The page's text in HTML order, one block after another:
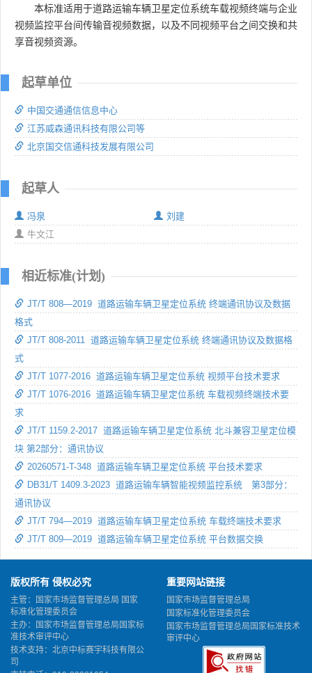
本标准适用于道路运输车辆卫星定位系统车载视频终端与企业
视频监控平台间传输音视频数据，以及不同视频平台之间交换和共
享音视频资源。
起草单位
中国交通通信信息中心
江苏威森通讯科技有限公司等
北京国交信通科技发展有限公司
起草人
冯泉
刘建
牛文江
相近标准(计划)
JT/T 808—2019 道路运输车辆卫星定位系统 终端通讯协议及数据
格式
JT/T 808-2011 道路运输车辆卫星定位系统 终端通讯协议及数据格
式
JT/T 1077-2016 道路运输车辆卫星定位系统 视频平台技术要求
JT/T 1076-2016 道路运输车辆卫星定位系统 车载视频终端技术要
求
JT/T 1159.2-2017 道路运输车辆卫星定位系统 北斗兼容卫星定位模
块 第2部分：通讯协议
20260571-T-348 道路运输车辆卫星定位系统 平台技术要求
DB31/T 1409.3-2023 道路运输车辆智能视频监控系统 第3部分：
通讯协议
JT/T 794—2019 道路运输车辆卫星定位系统 车载终端技术要求
JT/T 809—2019 道路运输车辆卫星定位系统 平台数据交换
版权所有 侵权必究
主管：国家市场监督管理总局 国家
标准化管理委员会
主办：国家市场监督管理总局国家标
准技术审评中心
技术支持：北京中标赛宇科技有限公
司
重要网站链接
国家市场监督管理总局
国家标准化管理委员会
国家市场监督管理总局国家标准技术
审评中心